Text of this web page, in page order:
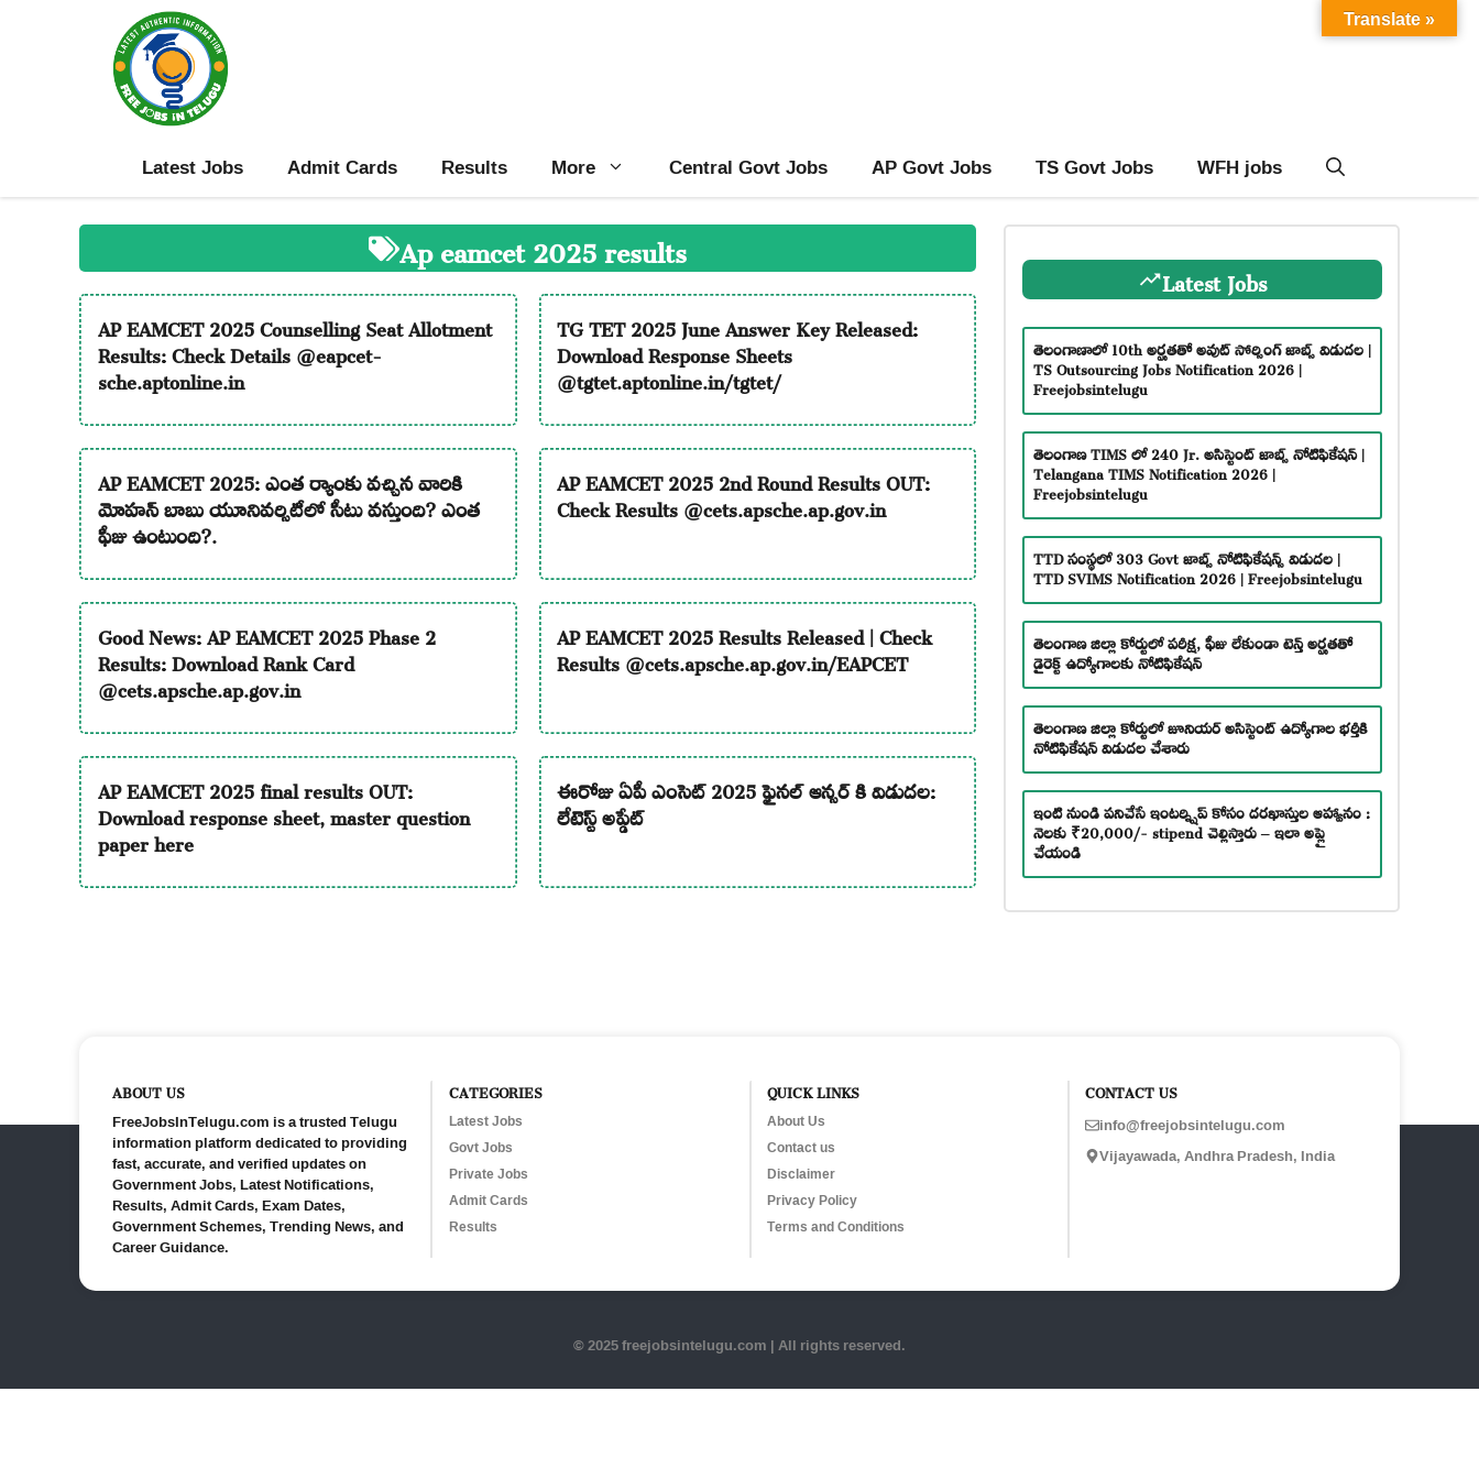
Latest Jobs Admit Cards Results More Central Govt Jobs AP Govt Jobs TS Govt Jobs WFH jobs
Ap eamcet 2025 results
AP EAMCET 2025 Counselling Seat Allotment
Results: Check Details @eapcet-
sche.aptonline.in
TG TET 2025 June Answer Key Released:
Download Response Sheets
@tgtet.aptonline.in/tgtet/
AP EAMCET 2025: ఎంత ర్యాంకు వచ్చిన వారికి
మోహన్ బాబు యూనివర్సిటీలో సీటు వస్తుంది? ఎంత
ఫీజు ఉంటుంది?.
AP EAMCET 2025 2nd Round Results OUT:
Check Results @cets.apsche.ap.gov.in
Good News: AP EAMCET 2025 Phase 2
Results: Download Rank Card
@cets.apsche.ap.gov.in
AP EAMCET 2025 Results Released | Check
Results @cets.apsche.ap.gov.in/EAPCET
AP EAMCET 2025 final results OUT:
Download response sheet, master question
paper here
ఈరోజు ఏపీ ఎంసెట్ 2025 ఫైనల్ ఆన్సర్ కి విడుదల:
లేటెస్ట్ అప్డేట్
Latest Jobs
తెలంగాణాలో 10th అర్హతతో అవుట్ సోర్సింగ్ జాబ్స్ విడుదల |
TS Outsourcing Jobs Notification 2026 |
Freejobsintelugu
తెలంగాణ TIMS లో 240 Jr. అసిస్టెంట్ జాబ్స్ నోటిఫికేషన్ |
Telangana TIMS Notification 2026 |
Freejobsintelugu
TTD సంస్థలో 303 Govt జాబ్స్ నోటిఫికేషన్స్ విడుదల |
TTD SVIMS Notification 2026 | Freejobsintelugu
తెలంగాణ జిల్లా కోర్టులో పరీక్ష, ఫీజు లేకుండా టెన్త్ అర్హతతో
డైరెక్ట్ ఉద్యోగాలకు నోటిఫికేషన్
తెలంగాణ జిల్లా కోర్టులో జూనియర్ అసిస్టెంట్ ఉద్యోగాల భర్తీకి
నోటిఫికేషన్ విడుదల చేశారు
ఇంటి నుండి పనిచేసే ఇంటర్న్షిప్ కోసం దరఖాస్తుల ఆహ్వానం :
నెలకు ₹20,000/- stipend చెల్లిస్తారు – ఇలా అప్లై
చేయండి
ABOUT US
FreeJobsInTelugu.com is a trusted Telugu
information platform dedicated to providing
fast, accurate, and verified updates on
Government Jobs, Latest Notifications,
Results, Admit Cards, Exam Dates,
Government Schemes, Trending News, and
Career Guidance.
CATEGORIES
Latest Jobs
Govt Jobs
Private Jobs
Admit Cards
Results
QUICK LINKS
About Us
Contact us
Disclaimer
Privacy Policy
Terms and Conditions
CONTACT US
info@freejobsintelugu.com
Vijayawada, Andhra Pradesh, India
© 2025 freejobsintelugu.com | All rights reserved.
Translate »